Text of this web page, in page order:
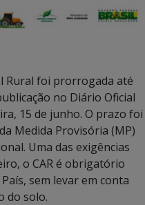
Rural foi prorrogada até
no Diário Oficial
15 de junho. O prazo foi
Medida Provisória (MP)
Uma das exigências
o CAR é obrigatório
sem levar em conta
do solo.